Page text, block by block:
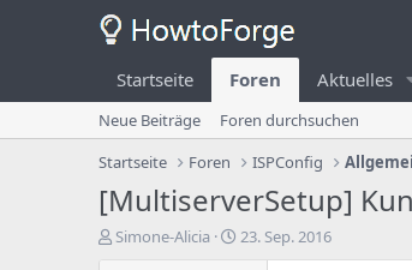
Startseite Foren Aktuelles
Neue Beiträge
Foren durchsuchen
Startseite
Foren ISPConfig
[MultiserverSetup]
E
Simone-Alicia
E
23. Sep. 2016